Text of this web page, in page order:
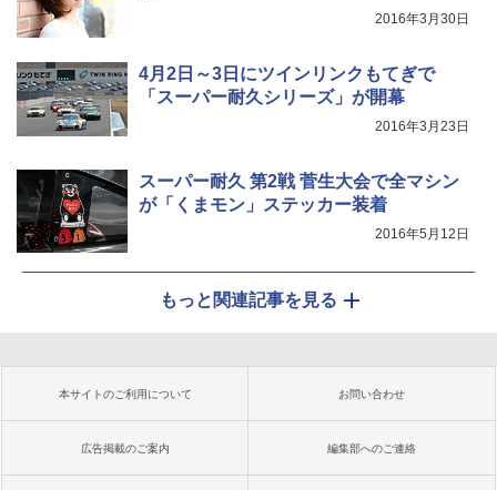
2016年3月30日
4月2日～3日にツインリンクもてぎで
「スーパー耐久シリーズ」が開幕
2016年3月23日
スーパー耐久 第2戦 菅生大会で全マシン
が「くまモン」ステッカー装着
2016年5月12日
もっと関連記事を見る
本サイトのご利用について お問い合わせ
広告掲載のご案内 編集部へのご連絡